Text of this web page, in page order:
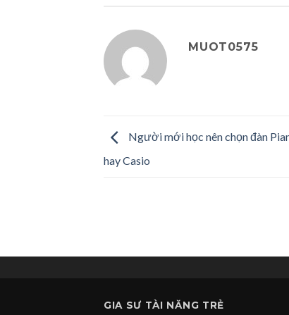
MUOT0575
Người mới học nên chọn đàn
hay Casio
GIA SƯ TÀI NĂNG TRẺ